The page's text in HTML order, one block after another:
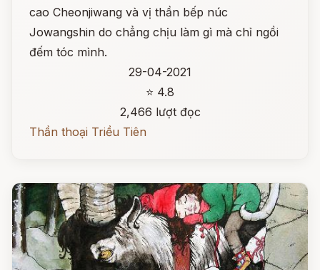
cao Cheonjiwang và vị thần bếp núc
Jowangshin do chẳng chịu làm gì mà chỉ ngồi
đếm tóc mình.
29-04-2021
⭐ 4.8
2,466 lượt đọc
Thần thoại Triều Tiên